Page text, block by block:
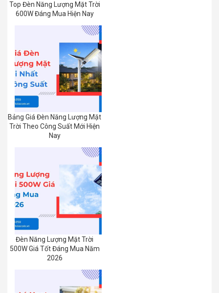
Top Đèn Năng Lượng Mặt Trời
600W Đáng Mua Hiện Nay
Bảng Giá Đèn Năng Lượng Mặt
Trời Theo Công Suất Mới Hiện
Nay
Đèn Năng Lượng Mặt Trời
500W Giá Tốt Đáng Mua Năm
2026